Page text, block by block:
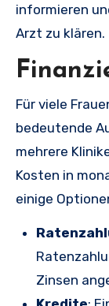
informieren
Arzt zu klären.
Für viele
bedeutende
mehrere
Kosten in
einige
Zinsen